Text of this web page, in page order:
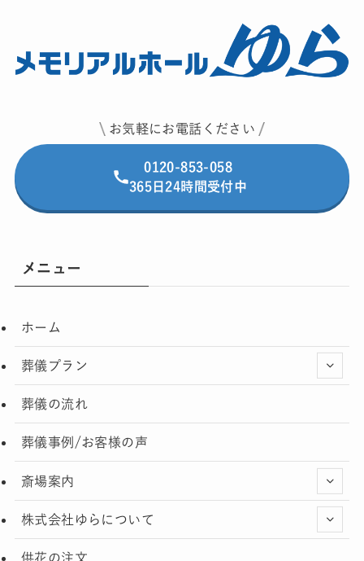
お気軽にお電話ください
0120-853-058
365日24時間受付中
メニュー
ホーム
葬儀プラン
葬儀の流れ
葬儀事例/お客様の声
斎場案内
株式会社ゆらについて
供花の注文